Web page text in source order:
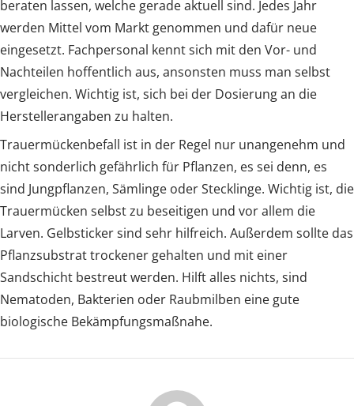
beraten lassen, welche gerade aktuell sind. Jedes Jahr
werden Mittel vom Markt genommen und dafür neue
eingesetzt. Fachpersonal kennt sich mit den Vor- und
Nachteilen hoffentlich aus, ansonsten muss man selbst
vergleichen. Wichtig ist, sich bei der Dosierung an die
Herstellerangaben zu halten.
Trauermückenbefall ist in der Regel nur unangenehm und
nicht sonderlich gefährlich für Pflanzen, es sei denn, es
sind Jungpflanzen, Sämlinge oder Stecklinge. Wichtig ist, die
Trauermücken selbst zu beseitigen und vor allem die
Larven. Gelbsticker sind sehr hilfreich. Außerdem sollte das
Pflanzsubstrat trockener gehalten und mit einer
Sandschicht bestreut werden. Hilft alles nichts, sind
Nematoden, Bakterien oder Raubmilben eine gute
biologische Bekämpfungsmaßnahe.